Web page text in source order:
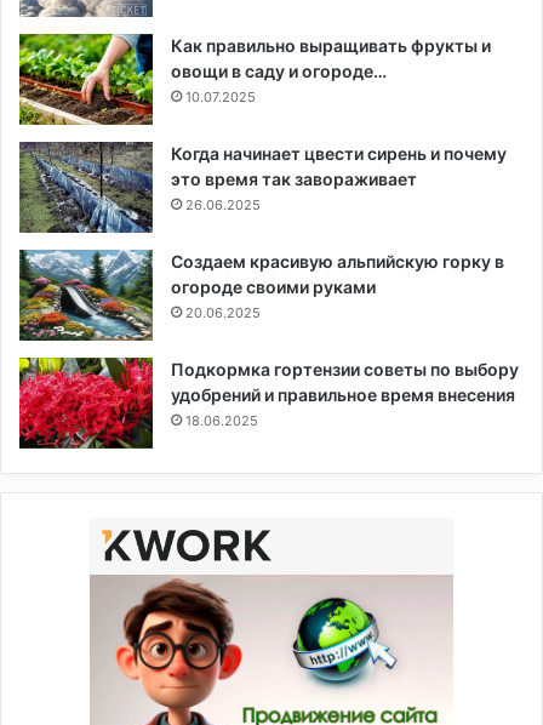
Как правильно выращивать фрукты и
овощи в саду и огороде…
10.07.2025
Когда начинает цвести сирень и почему
это время так завораживает
26.06.2025
Создаем красивую альпийскую горку в
огороде своими руками
20.06.2025
Подкормка гортензии советы по выбору
удобрений и правильное время внесения
18.06.2025